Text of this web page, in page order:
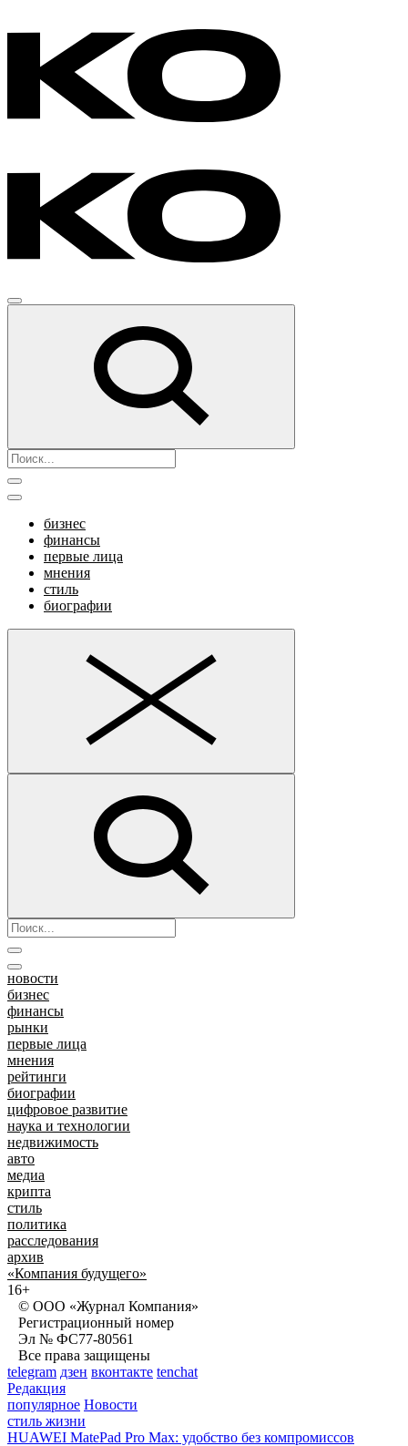
бизнес
финансы
первые лица
мнения
стиль
биографии
новости
бизнес
финансы
рынки
первые лица
мнения
рейтинги
биографии
цифровое развитие
наука и технологии
недвижимость
авто
медиа
крипта
стиль
политика
расследования
архив
«Компания будущего»
16+
© ООО «Журнал Компания»
Регистрационный номер
Эл № ФС77-80561
Все права защищены
telegram дзен вконтакте tenchat
Редакция
популярное Новости
стиль жизни
HUAWEI MatePad Pro Max: удобство без компромиссов